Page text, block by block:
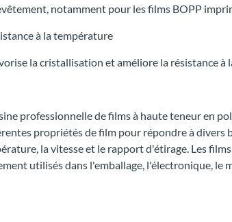
notamment pour les films BOPP
à la température
la cristallisation et améliore la résistance à
professionnelle de films à haute teneur en
propriétés de film pour répondre à divers
la vitesse et le rapport d'étirage. Les
utilisés dans l'emballage, l'électronique, le